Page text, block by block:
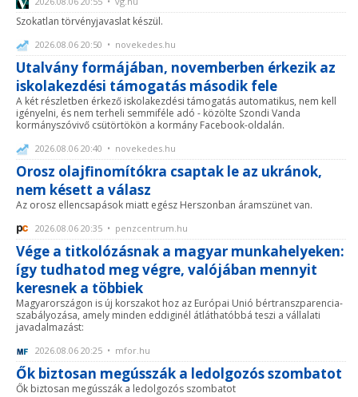
Szokatlan törvényjavaslat készül.
2026.08.06 20:50 • novekedes.hu
Utalvány formájában, novemberben érkezik az
iskolakezdési támogatás második fele
A két részletben érkező iskolakezdési támogatás automatikus, nem kell
igényelni, és nem terheli semmiféle adó - közölte Szondi Vanda
kormányszóvivő csütörtökön a kormány Facebook-oldalán.
2026.08.06 20:40 • novekedes.hu
Orosz olajfinomítókra csaptak le az ukránok,
nem késett a válasz
Az orosz ellencsapások miatt egész Herszonban áramszünet van.
2026.08.06 20:35 • penzcentrum.hu
Vége a titkolózásnak a magyar munkahelyeken:
így tudhatod meg végre, valójában mennyit
keresnek a többiek
Magyarországon is új korszakot hoz az Európai Unió bértranszparencia-
szabályozása, amely minden eddiginél átláthatóbbá teszi a vállalati
javadalmazást:
2026.08.06 20:25 • mfor.hu
Ők biztosan megússzák a ledolgozós szombatot
Ők biztosan megússzák a ledolgozós szombatot